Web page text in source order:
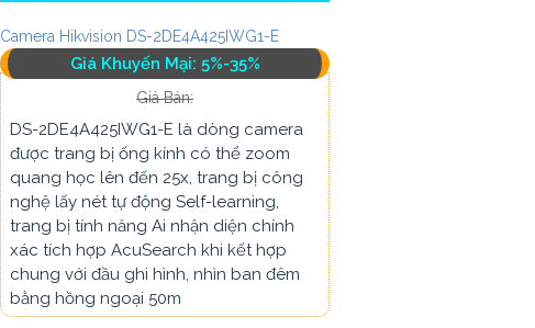
Camera Hikvision DS-2DE4A425IWG1-E
Giá Khuyến Mại: 5%-35%
Giá Bán:
DS-2DE4A425IWG1-E là dòng camera
được trang bị ống kính có thể zoom
quang học lên đến 25x, trang bị công
nghệ lấy nét tự động Self-learning,
trang bị tính năng Ai nhận diện chính
xác tích hợp AcuSearch khi kết hợp
chung với đầu ghi hình, nhìn ban đêm
bằng hồng ngoại 50m